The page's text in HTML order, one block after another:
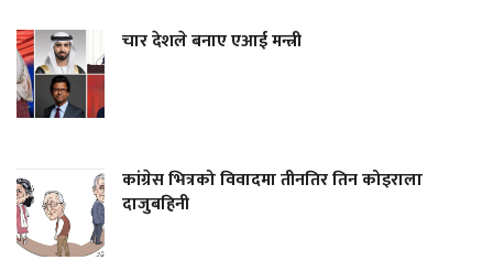
चार देशले बनाए एआई मन्त्री
कांग्रेस भित्रको विवादमा तीनतिर तिन कोइराला
दाजुबहिनी